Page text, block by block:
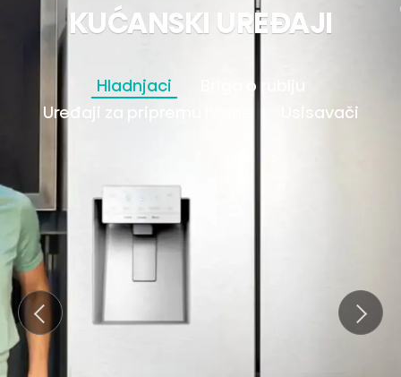
KUĆANSKI UREĐAJI
Hladnjaci
Briga o rublju
Uređaji za pripremu hrane
Usisavači